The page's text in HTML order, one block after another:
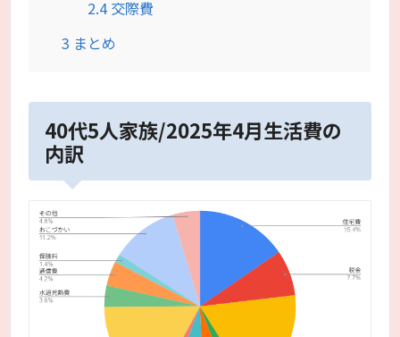
2.4 交際費
3 まとめ
40代5人家族/2025年4月生活費の
内訳